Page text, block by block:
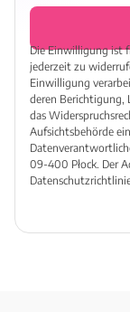
Die Einwilligung ist
jederzeit zu
Einwilligung
deren Berichtigung,
das
Aufsichtsbehörde
09-400 Płock. Der